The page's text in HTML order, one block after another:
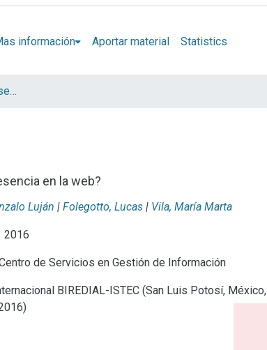
información Aportar material Statistics
Artículos, informes y presentaciones en Congresos CESGI
en la web?
Luján | Folegotto, Lucas | Vila, María Marta
2016
de Servicios en Gestión de Información
BIREDIAL-ISTEC (San Luis Potosí, México,